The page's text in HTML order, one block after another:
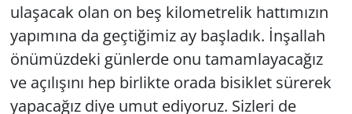
ulaşacak olan on beş kilometrelik hattımızın
yapımına da geçtiğimiz ay başladık. İnşallah
önümüzdeki günlerde onu tamamlayacağız
ve açılışını hep birlikte orada bisiklet sürerek
yapacağız diye umut ediyoruz. Sizleri de